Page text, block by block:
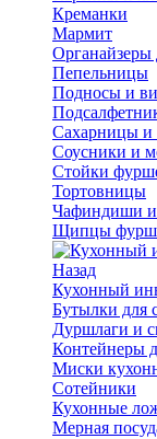
Креманки
Мармит
Органайзеры
Пепельницы
Подносы и
Сахарницы и
Соусники и
Стойки
Тортовницы
Чафиндиши и
Щипцы
Назад
Кухонный
Бутылки для
Дуршлаги и
Контейнеры
Миски
Сотейники
Кухонные
Мерная